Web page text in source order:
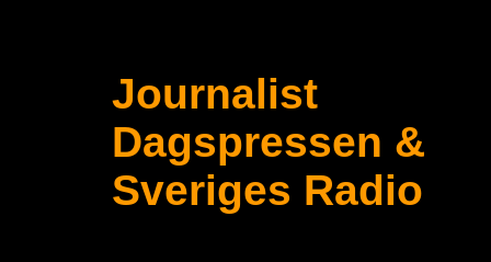
Journalist
Dagspressen &
Sveriges Radio